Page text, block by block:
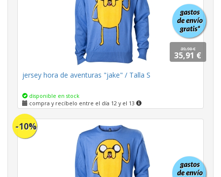
39,90 €
35,91 €
jersey hora de aventuras "jake" / Talla S
disponible en stock
compra y recíbelo entre el día 12 y el 13
-10%